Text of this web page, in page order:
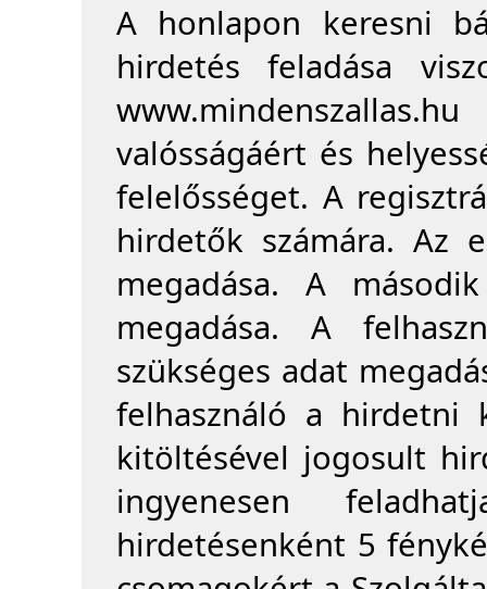
A honlapon keresni
hirdetés feladása
valósságáért és
felelősséget. A
hirdetők számára. Az
megadása. A
megadása. A
szükséges adat
felhasználó a hirdetni
kitöltésével jogosult
ingyenesen
hirdetésenként 5